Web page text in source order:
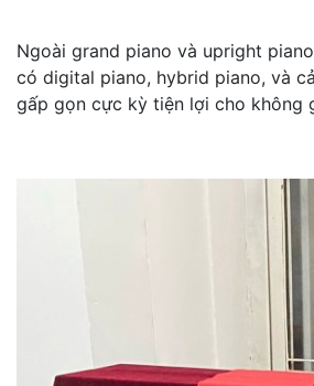
Ngoài grand piano và upright
có digital piano, hybrid piano, và
gấp gọn cực kỳ tiện lợi cho không